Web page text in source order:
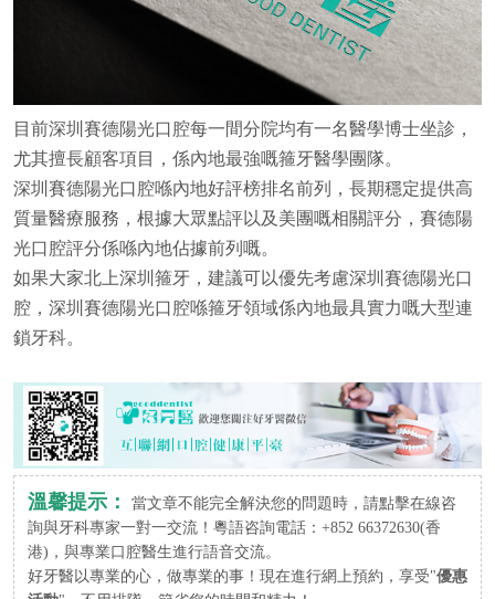
目前深圳賽德陽光口腔每一間分院均有一名醫學博士坐診，
尤其擅長顧客項目，係內地最強嘅箍牙醫學團隊。
深圳賽德陽光口腔喺內地好評榜排名前列，長期穩定提供高
質量醫療服務，根據大眾點評以及美團嘅相關評分，賽德陽
光口腔評分係喺內地佔據前列嘅。
如果大家北上深圳箍牙，建議可以優先考慮深圳賽德陽光口
腔，深圳賽德陽光口腔喺箍牙領域係內地最具實力嘅大型連
鎖牙科。
溫馨提示：
當文章不能完全解決您的問題時，請點擊在線咨
詢與牙科專家一對一交流！粵語咨詢電話：+852 66372630(香
港)，與專業口腔醫生進行語音交流。
好牙醫以專業的心，做專業的事！現在進行網上預約，享受"優惠